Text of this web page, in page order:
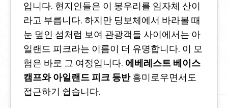
입니다. 현지인들은 이 봉우리를 임자체 산이
라고 부릅니다. 하지만 딩보체에서 바라볼 때
눈 덮인 섬처럼 보여 관광객들 사이에서는 아
일랜드 피크라는 이름이 더 유명합니다. 이 모
험은 바로 그 여정입니다. 에베레스트 베이스
캠프와 아일랜드 피크 등반흥미로우면서도
접근하기 쉽습니다.